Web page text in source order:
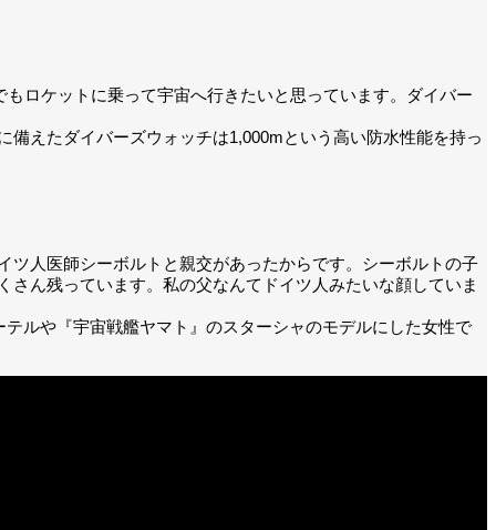
ロケットに乗って宇宙へ行きたいと思っています。ダイバー
えたダイバーズウォッチは1,000mという高い防水性能を持っ
人医師シーボルトと親交があったからです。シーボルトの子
ん残っています。私の父なんてドイツ人みたいな顔していま
ルや『宇宙戦艦ヤマト』のスターシャのモデルにした女性で